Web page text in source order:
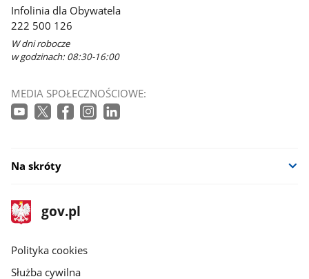
Infolinia dla Obywatela
222 500 126
W dni robocze
w godzinach: 08:30-16:00
MEDIA SPOŁECZNOŚCIOWE:
Na skróty
stopka
gov.pl
Strona
gov.pl
gov.pl
Polityka cookies
Służba cywilna